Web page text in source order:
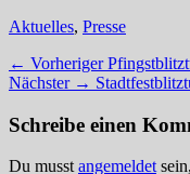
Kategorien
Aktuelles, Presse
← Vorheriger Vorheriger
Beitrag:
Nächster → Nächster
Schreibe einen
Du musst angemeldet